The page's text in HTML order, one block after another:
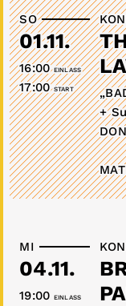
SO
01.11.
EINLASS
16:00
START
17:00
+
MI
04.11.
EINLASS
19:00